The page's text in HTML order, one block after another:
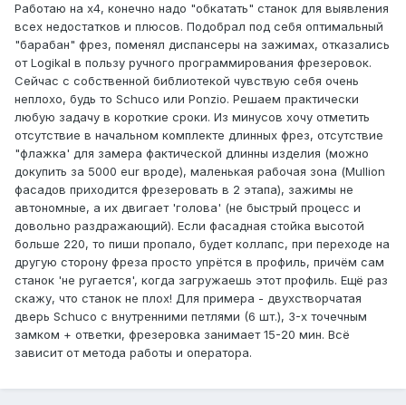
Работаю на x4, конечно надо "обкатать" станок для выявления
всех недостатков и плюсов. Подобрал под себя оптимальный
"барабан" фрез, поменял диспансеры на зажимах, отказались
от Logikal в пользу ручного программирования фрезеровок.
Сейчас с собственной библиотекой чувствую себя очень
неплохо, будь то Schuco или Ponzio. Решаем практически
любую задачу в короткие сроки. Из минусов хочу отметить
отсутствие в начальном комплекте длинных фрез, отсутствие
"флажка' для замера фактической длинны изделия (можно
докупить за 5000 eur вроде), маленькая рабочая зона (Mullion
фасадов приходится фрезеровать в 2 этапа), зажимы не
автономные, а их двигает 'голова' (не быстрый процесс и
довольно раздражающий). Если фасадная стойка высотой
больше 220, то пиши пропало, будет коллапс, при переходе на
другую сторону фреза просто упрётся в профиль, причём сам
станок 'не ругается', когда загружаешь этот профиль. Ещё раз
скажу, что станок не плох! Для примера - двухстворчатая
дверь Schuco с внутренними петлями (6 шт.), 3-х точечным
замком + ответки, фрезеровка занимает 15-20 мин. Всё
зависит от метода работы и оператора.